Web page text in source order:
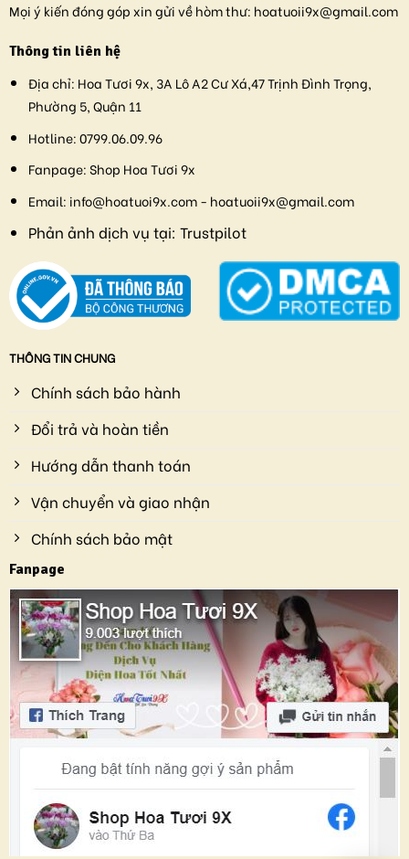
Mọi ý kiến đóng góp xin gửi về hòm thư: hoatuoii9x@gmail.com
Thông tin liên hệ
Địa chỉ: Hoa Tươi 9x, 3A Lô A2 Cư Xá,47 Trịnh Đình Trọng,
Phường 5, Quận 11
Hotline:0799.06.09.96
Fanpage:Shop Hoa Tươi 9x
Email: info@hoatuoi9x.com - hoatuoii9x@gmail.com
Phản ảnh dịch vụ tại: Trustpilot
THÔNG TIN CHUNG
Chính sách bảo hành
Đổi trả và hoàn tiền
Hướng dẫn thanh toán
Vận chuyển và giao nhận
Chính sách bảo mật
Fanpage